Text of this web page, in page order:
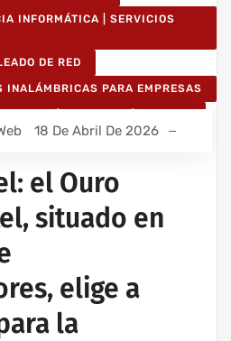
INFORMÁTICA | SERVICIOS
DE RED
INALÁMBRICAS PARA EMPRESAS
18 De Abril De 2026
el Ouro
situado en
elige a
la